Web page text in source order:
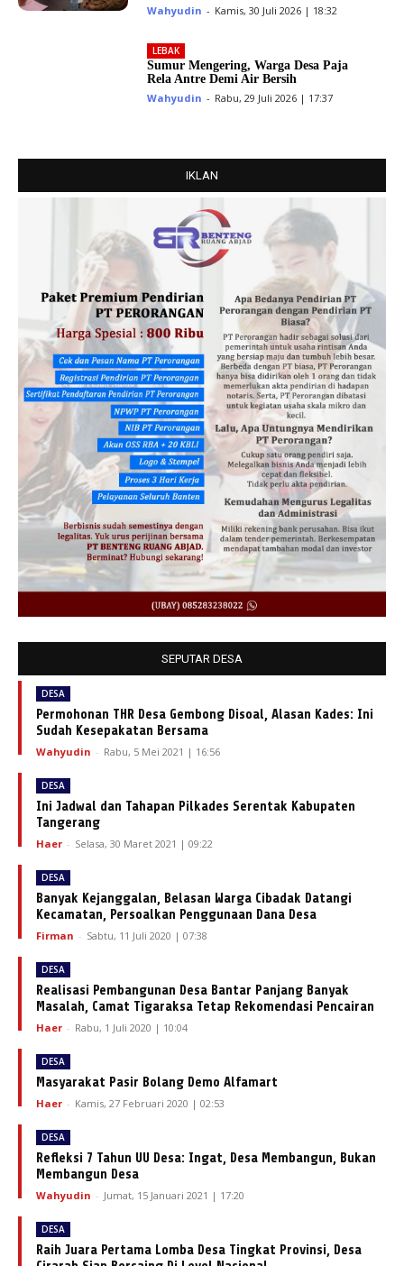
Wahyudin - Kamis, 30 Juli 2026 | 18:32
LEBAK
Sumur Mengering, Warga Desa Paja
Rela Antre Demi Air Bersih
Wahyudin - Rabu, 29 Juli 2026 | 17:37
IKLAN
SEPUTAR DESA
DESA
Permohonan THR Desa Gembong Disoal, Alasan Kades: Ini
Sudah Kesepakatan Bersama
Wahyudin - Rabu, 5 Mei 2021 | 16:56
DESA
Ini Jadwal dan Tahapan Pilkades Serentak Kabupaten
Tangerang
Haer - Selasa, 30 Maret 2021 | 09:22
DESA
Banyak Kejanggalan, Belasan Warga Cibadak Datangi
Kecamatan, Persoalkan Penggunaan Dana Desa
Firman - Sabtu, 11 Juli 2020 | 07:38
DESA
Realisasi Pembangunan Desa Bantar Panjang Banyak
Masalah, Camat Tigaraksa Tetap Rekomendasi Pencairan
Haer - Rabu, 1 Juli 2020 | 10:04
DESA
Masyarakat Pasir Bolang Demo Alfamart
Haer - Kamis, 27 Februari 2020 | 02:53
DESA
Refleksi 7 Tahun UU Desa: Ingat, Desa Membangun, Bukan
Membangun Desa
Wahyudin - Jumat, 15 Januari 2021 | 17:20
DESA
Raih Juara Pertama Lomba Desa Tingkat Provinsi, Desa